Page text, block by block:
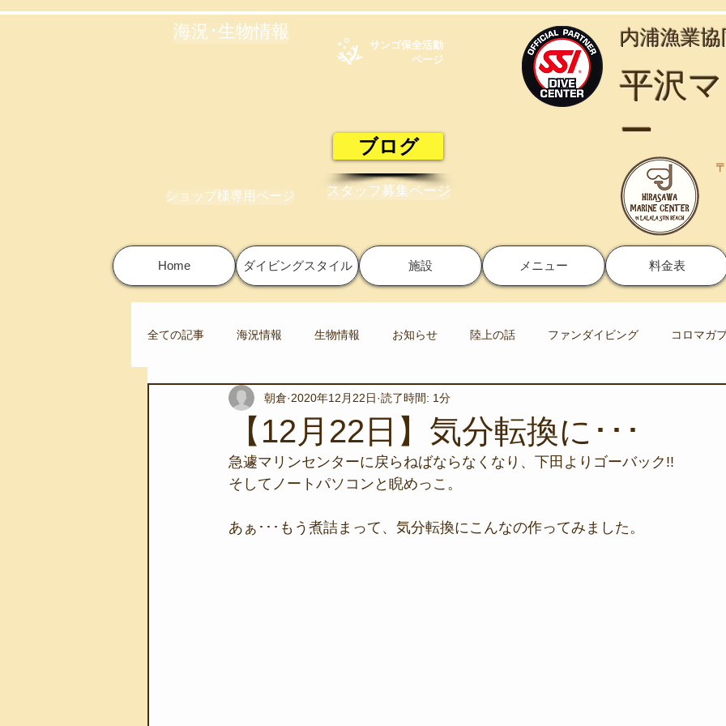
海況･生物情報
サンゴ保全活動​
ページ
ブログ
ショップ様専用ページ スタッフ募集ページ
内浦漁業
平沢
ー
Home ダイビングスタイル 施設 メニュー 料金表
全ての記事 海況情報 生物情報 お知らせ 陸上の話 ファンダイビング コロマガ
スノーケリングツアー 自然環境保全 ワカメの養殖
伊豆半島ジオパーク サンゴの保全活動 取材 作業潜水 いつもとは違う
自然体験学習 バーベキュー スタッフが思うこと 安全対策 イベント
【12月22日】気分転換に･･･
朝倉 2020年12月22日 読了時間: 1分
急遽マリンセンターに戻らねばならなくなり、下田よりゴーバック!!
そしてノートパソコンと睨めっこ。
あぁ･･･もう煮詰まって、気分転換にこんなの作ってみました。